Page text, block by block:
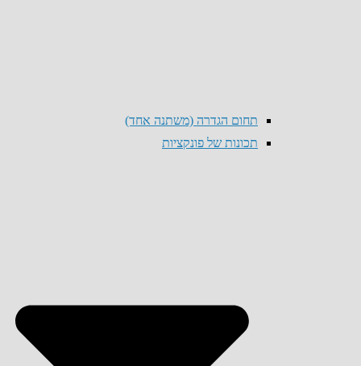
תחום הגדרה (משתנה אחד)
תכונות של פונקציות